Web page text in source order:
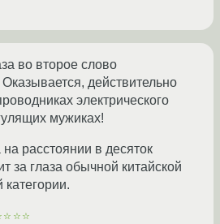
во второе слово
действительно
электрического
мужиках!
расстоянии в десяток
за глаза обычной китайской
категории.